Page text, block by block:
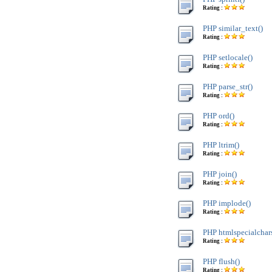
Rating :
PHP similar_text()
Rating :
PHP setlocale()
Rating :
PHP parse_str()
Rating :
PHP ord()
Rating :
PHP ltrim()
Rating :
PHP join()
Rating :
PHP implode()
Rating :
PHP
Rating :
PHP flush()
Rating :